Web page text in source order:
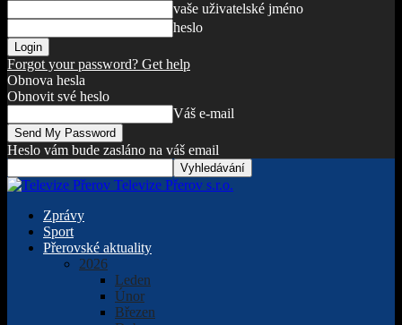
vaše uživatelské jméno
heslo
Forgot your password? Get help
Obnova hesla
Obnovit své heslo
Váš e-mail
Heslo vám bude zasláno na váš email
Televize Přerov s.r.o.
Zprávy
Sport
Přerovské aktuality
2026
Leden
Únor
Březen